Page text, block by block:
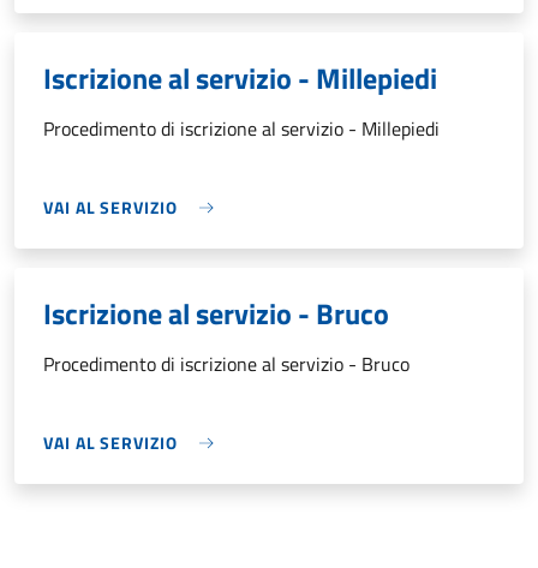
Iscrizione al servizio - Millepiedi
Procedimento di iscrizione al servizio - Millepiedi
VAI AL SERVIZIO
Iscrizione al servizio - Bruco
Procedimento di iscrizione al servizio - Bruco
VAI AL SERVIZIO